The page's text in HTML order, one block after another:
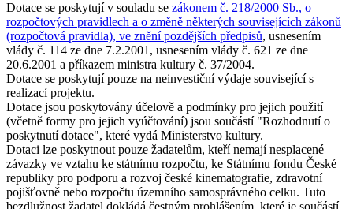
Dotace se poskytují v souladu se zákonem č. 218/2000 Sb., o
rozpočtových pravidlech a o změně některých souvisejících zákonů
(rozpočtová pravidla), ve znění pozdějších předpisů, usnesením
vlády č. 114 ze dne 7.2.2001, usnesením vlády č. 621 ze dne
20.6.2001 a příkazem ministra kultury č. 37/2004.
Dotace se poskytují pouze na neinvestiční výdaje související s
realizací projektu.
Dotace jsou poskytovány účelově a podmínky pro jejich použití
(včetně formy pro jejich vyúčtování) jsou součástí "Rozhodnutí o
poskytnutí dotace", které vydá Ministerstvo kultury.
Dotaci lze poskytnout pouze žadatelům, kteří nemají nesplacené
závazky ve vztahu ke státnímu rozpočtu, ke Státnímu fondu České
republiky pro podporu a rozvoj české kinematografie, zdravotní
pojišťovně nebo rozpočtu územního samosprávného celku. Tuto